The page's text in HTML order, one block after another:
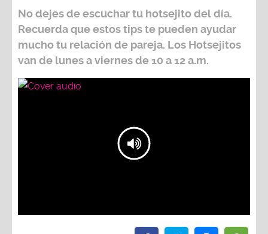
No dejes de escuchar tu hotsejito del día.
Recuerda que estos tips te pueden ayudar
mucho tu relación de pareja. Los Hotsejitos
van de lunes a viernes de 10 a 12 a.m.